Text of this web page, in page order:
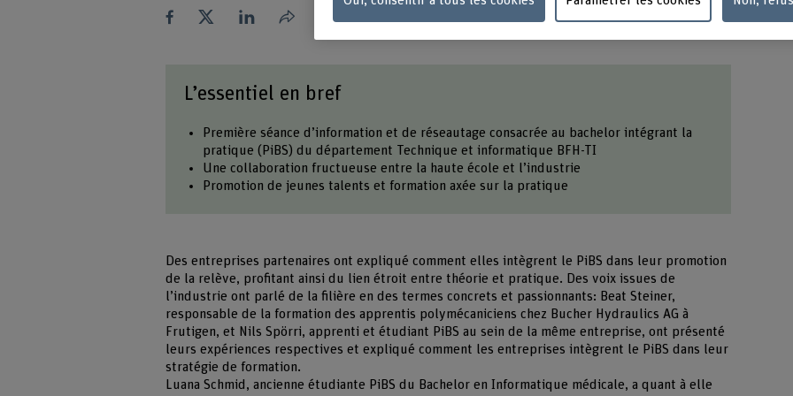
Partager
L’essentiel en bref
Première séance d’information et de réseautage consacrée au bachelor intégrant la
pratique (PiBS) du département Technique et informatique BFH-TI
Une collaboration fructueuse entre la haute école et l’industrie
Promotion de jeunes talents et formation axée sur la pratique
Des entreprises partenaires ont expliqué comment elles intègrent le PiBS dans leur promotion
de la relève, profitant ainsi du lien étroit entre théorie et pratique. Des voix issues de
l’industrie ont parlé de la filière en des termes concrets et passionnants: Beat Steiner,
responsable de la formation des apprentis polymécaniciens chez Bucher Hydraulics AG à
Frutigen, et Nils Spörri, apprenti et étudiant PiBS au sein de la même entreprise, ont présenté
leurs expériences respectives et expliqué comment les entreprises intègrent le PiBS dans leur
stratégie de formation.
Luana Schmid, ancienne étudiante PiBS du Bachelor en Informatique médicale, a quant à elle